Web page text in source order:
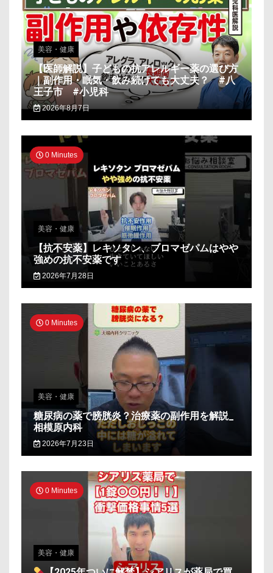
美容・健康
【医師解説】子どもの抗アレルギー薬の選び方
｜副作用・眠気・飲み続けても大丈夫？ #八
王子市 #小児科
2026年8月7日
0 Minutes
美容・健康
【抗不安薬】レキソタン、ブロマゼパムはやや
強めの抗不安薬です
2026年7月28日
0 Minutes
美容・健康
糖尿病の薬で膀胱炎？治療薬の副作用を解説_
相模原内科
2026年7月23日
0 Minutes
美容・健康